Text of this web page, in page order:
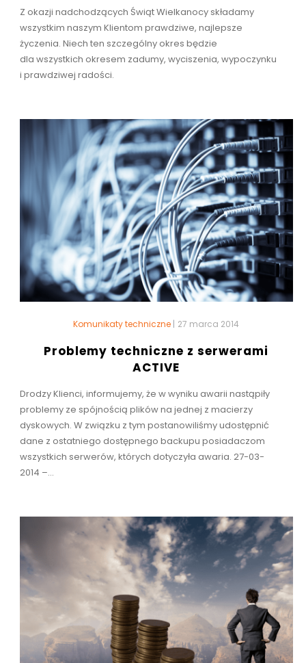
Z okazji nadchodzących Świąt Wielkanocy składamy
wszystkim naszym Klientom prawdziwe, najlepsze
życzenia. Niech ten szczególny okres będzie
dla wszystkich okresem zadumy, wyciszenia, wypoczynku
i prawdziwej radości.
Komunikaty techniczne | 27 marca 2014
Problemy techniczne z serwerami
ACTIVE
Drodzy Klienci, informujemy, że w wyniku awarii nastąpiły
problemy ze spójnością plików na jednej z macierzy
dyskowych. W związku z tym postanowiliśmy udostępnić
dane z ostatniego dostępnego backupu posiadaczom
wszystkich serwerów, których dotyczyła awaria. 27-03-
2014 –...